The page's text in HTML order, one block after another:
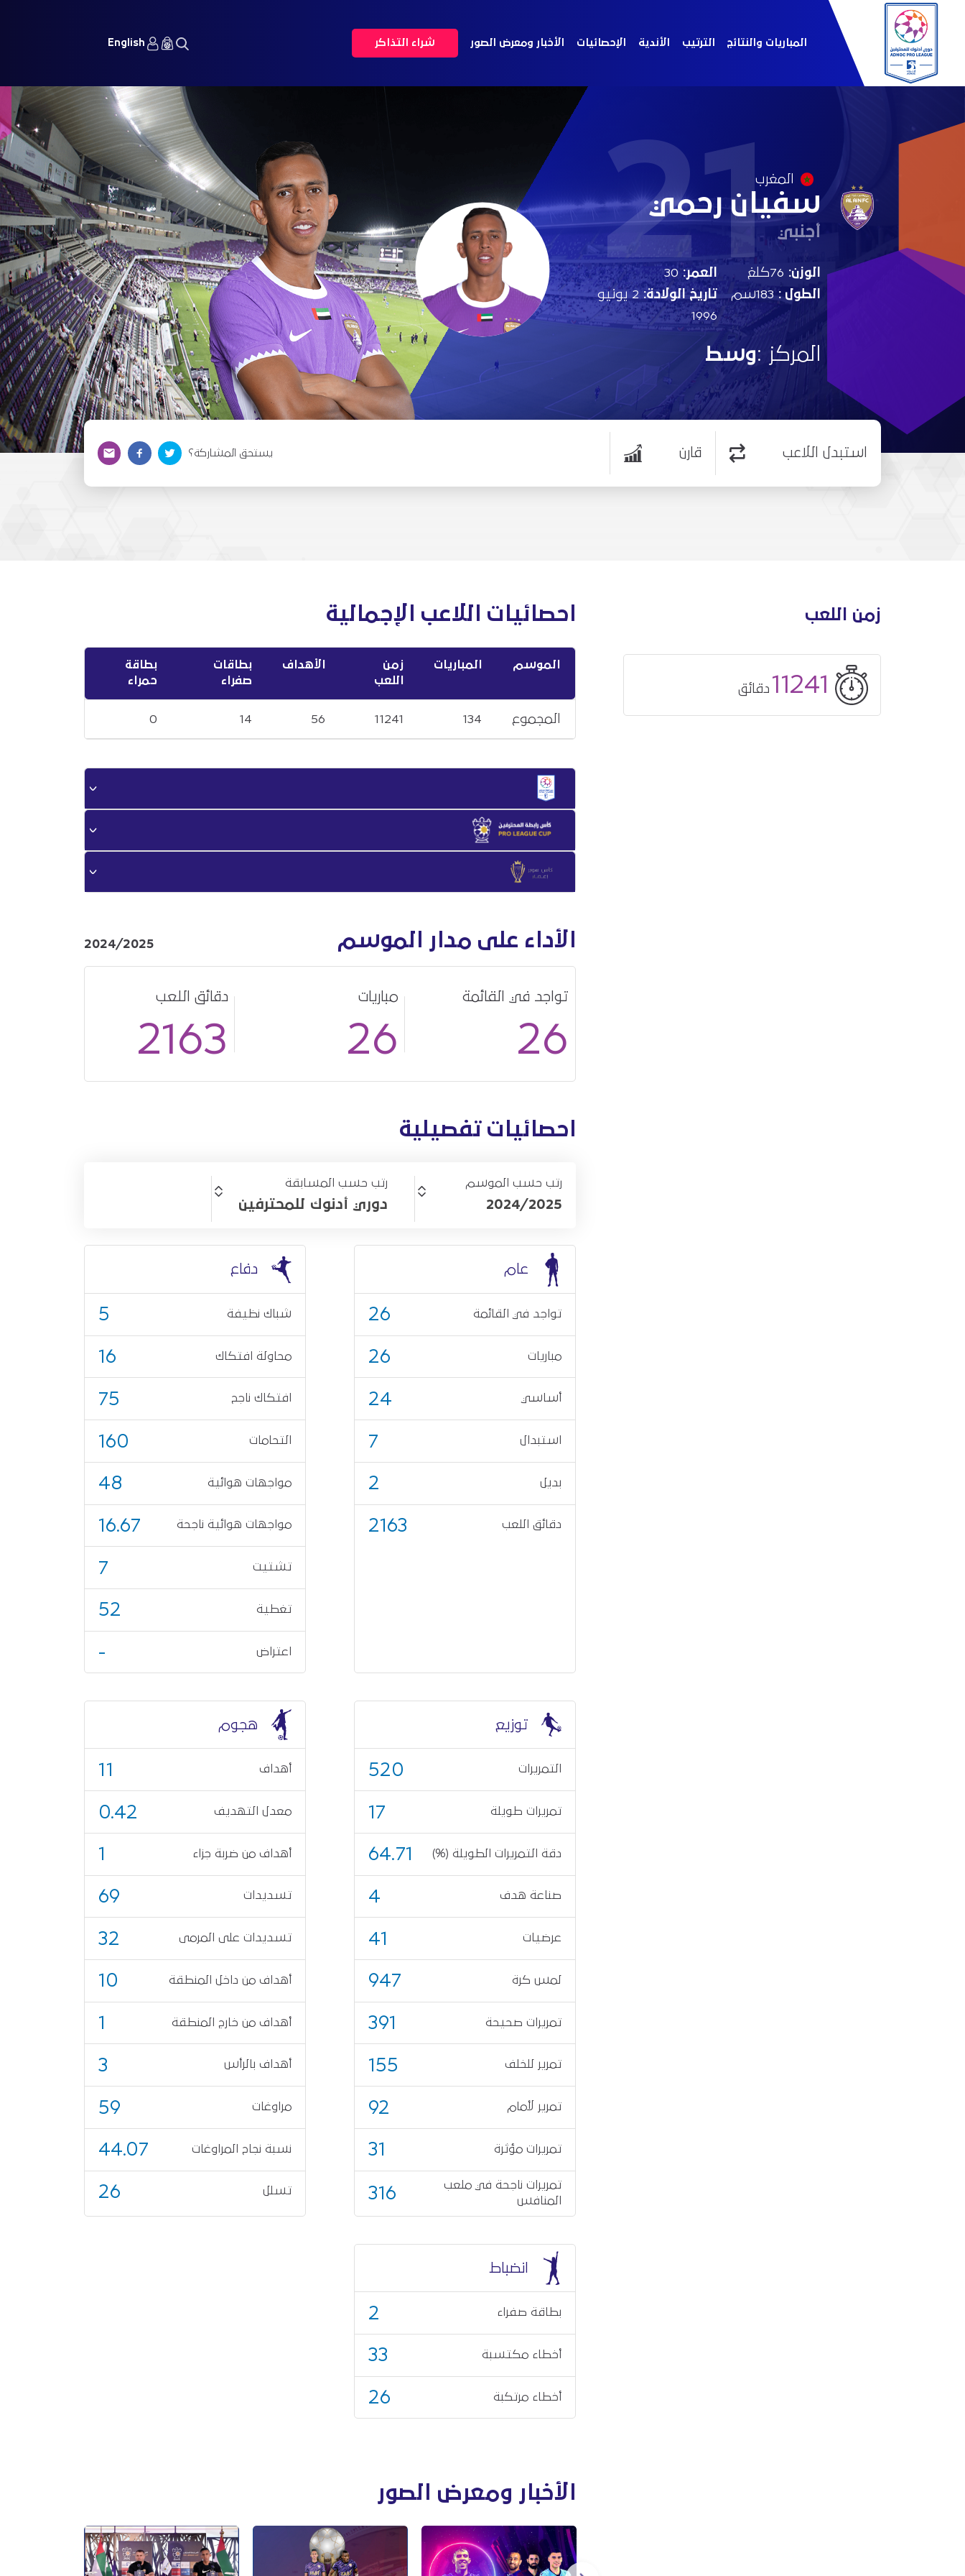
المباريات والنتائج الترتيب الأندية الإحصائيات الأخبار ومعرض الصور شراء التذاكر English
21المغرب
سفيان رحمي
أجنبي
الوزن:
الطول :183سم
العمر: 30
تاريخ الولادة:
2 يونيو
1996
المركز :وسط
استبدل اللاعب قارن يستحق المشاركة؟
زمن اللعب
11241 دقائق
احصائيات اللاعب الإجمالية
الموسم المباريات
زمن
اللعب
الأهداف
بطاقات
صفراء
بطاقة
حمراء
المجموع 134
11241
56
14
0
الأداء على مدار الموسم 2024/2025
تواجد في القائمة
26
مباريات
26
دقائق اللعب
2163
احصائيات تفصيلية
رتب حسب الموسم
2024/2025
رتب حسب المسابقة
دوري أدنوك للمحترفين
عام
تواجد في القائمة 26
مباريات 26
أساسي 24
استبدال 7
بديل 2
دقائق اللعب 2163
دفاع
شباك نظيفة 5
محاولة افتكاك 16
افتكاك ناجح 75
التحامات 160
مواجهات هوائية 48
مواجهات هوائية ناجحة 16.67
تشتيت 7
تغطية 52
اعتراض -
توزيع
التمريرات 520
تمريرات طويلة 17
دقة التمريرات الطويلة (%) 64.71
صناعة هدف 4
عرضيات 41
لمس كرة 947
تمريرات صحيحة 391
تمرير للخلف 155
تمرير لأمام 92
تمريرات مؤثرة 31
تمريرات ناجحة في ملعب
المنافس
316
هجوم
أهداف 11
معدل التهديف 0.42
أهداف من ضربة جزاء 1
تسديدات 69
تسديدات على المرمى 32
أهداف من داخل المنطقة 10
أهداف من خارج المنطقة 1
أهداف بالرأس 3
مراوغات 59
نسبة نجاح المراوغات 44.07
تسلل 26
انضباط
بطاقة صفراء 2
أخطاء مكتسبة 33
أخطاء مرتكبة 26
الأخبار ومعرض الصور